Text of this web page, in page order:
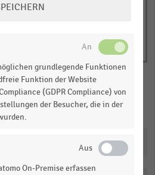
Teilen
grundlegende Funktionen
Funktion der Website
(GDPR Compliance) von
der Besucher, die in der
On-Premise erfassen